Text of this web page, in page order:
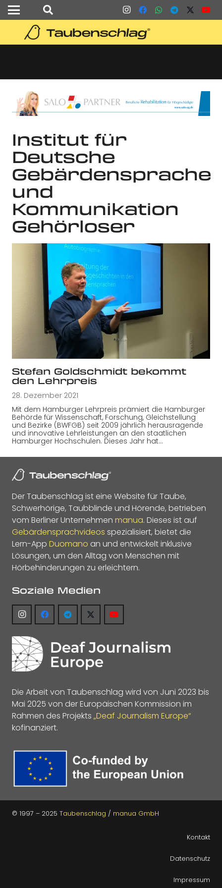
Institut für
Deutsche
Gebärdensprache
und
Kommunikation
Gehörloser
Stefan Goldschmidt bekommt
den Lehrpreis
28. Dezember 2021
Mit dem Hamburger Lehrpreis prämiert die Hamburger
Behörde für Wissenschaft, Forschung, Gleichstellung
und Bezirke (BWFGB) seit 2009 jährlich herausragende
und innovative Lehrleistungen an den staatlichen
Hamburger Hochschulen. Dieses Jahr hat…
Der Taubenschlag ist eine Website für Taube,
Schwerhörige, Taubblinde und Hörende, betrieben
vom Berliner Unternehmen manua. Dieses ist auf
Gebärdensprachvideos spezialisiert, bietet die
Lern-App Duomano an und entwickelt inklusive
Lösungen, um den Alltag von Menschen mit
Hörbehinderungen zu erleichtern.
Soziale Medien
Die Arbeit von Taubenschlag wird von Juni 2023 bis
Mai 2025 von der Europäischen Kommission im
Rahmen des Projekts „Deaf Journalism Europe“
kofinanziert.
© 1997 – 2025 Taubenschlag / manua GmbH
Kontakt
Datenschutz
Impressum